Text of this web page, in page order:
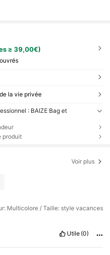
≥ 39,00€)
la vie privée
: BAIZE Bag et
produit
Voir plus
Multicolore / Taille: style vacances
Utile (0)